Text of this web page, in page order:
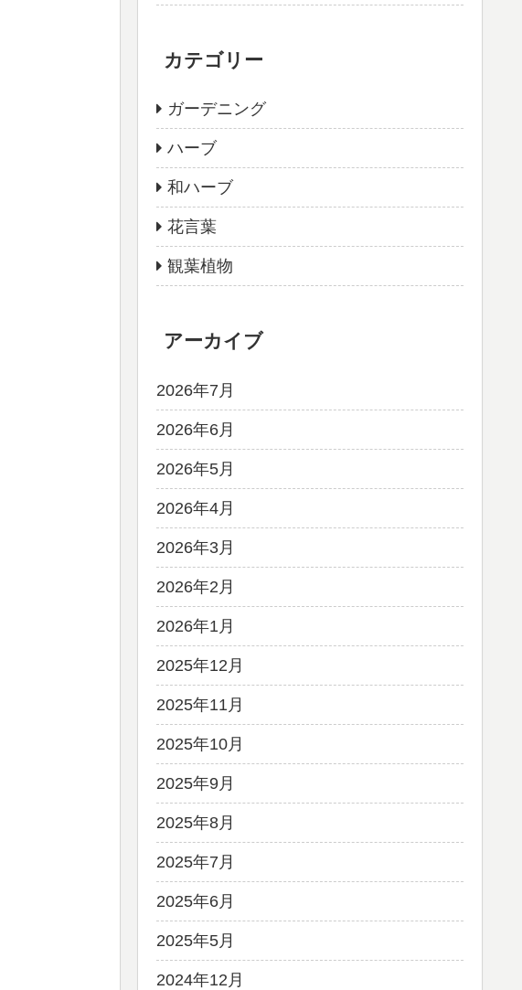
カテゴリー
ガーデニング
ハーブ
和ハーブ
花言葉
観葉植物
アーカイブ
2026年7月
2026年6月
2026年5月
2026年4月
2026年3月
2026年2月
2026年1月
2025年12月
2025年11月
2025年10月
2025年9月
2025年8月
2025年7月
2025年6月
2025年5月
2024年12月